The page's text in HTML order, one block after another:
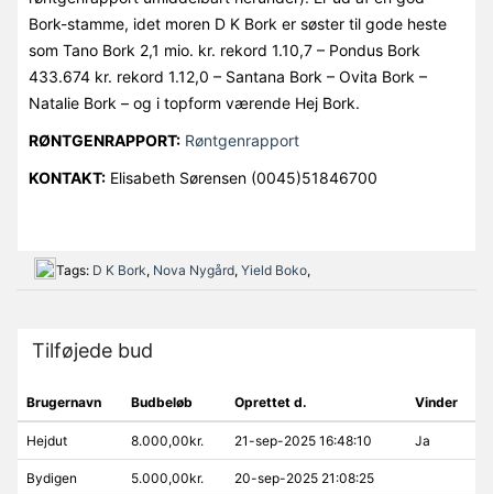
Bork-stamme, idet moren D K Bork er søster til gode heste
som Tano Bork 2,1 mio. kr. rekord 1.10,7 – Pondus Bork
433.674 kr. rekord 1.12,0 – Santana Bork – Ovita Bork –
Natalie Bork – og i topform værende Hej Bork.
RØNTGENRAPPORT: Røntgenrapport
KONTAKT:Elisabeth Sørensen (0045)51846700
Tags: D K Bork, Nova Nygård, Yield Boko,
Tilføjede bud
Brugernavn Budbeløb Oprettet d. Vinder
Hejdut 8.000,00kr. 21-sep-2025 16:48:10 Ja
Bydigen 5.000,00kr. 20-sep-2025 21:08:25